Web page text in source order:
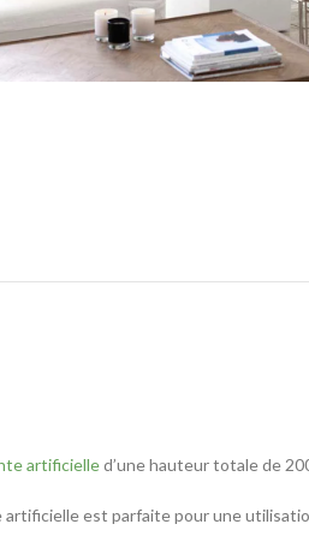
artificielled’une hauteur totale de
artificielle est parfaite pour une